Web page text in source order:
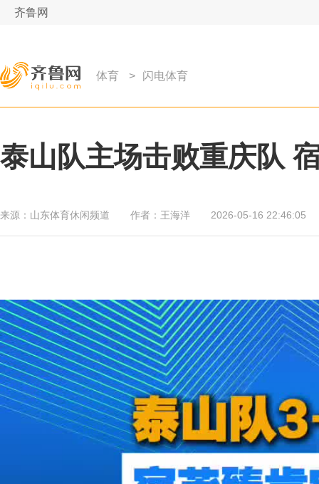
齐鲁网
体育 > 闪电体育
泰山队主场击败重庆队
来源： 山东体育休闲频道 作者： 王海洋 2026-05-16 22:46:05